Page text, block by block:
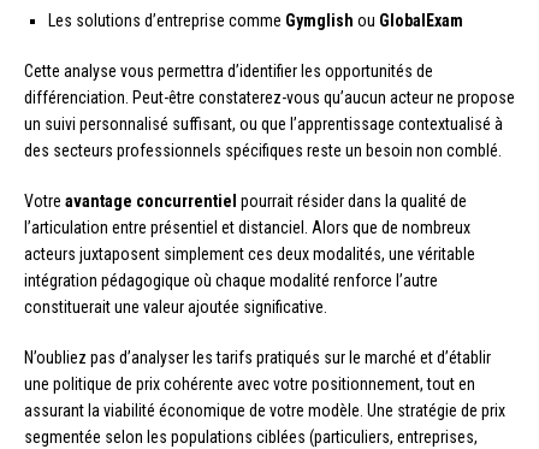
Les solutions d’entreprise comme Gymglish ou GlobalExam
Cette analyse vous permettra d’identifier les opportunités de
différenciation. Peut-être constaterez-vous qu’aucun acteur ne propose
un suivi personnalisé suffisant, ou que l’apprentissage contextualisé à
des secteurs professionnels spécifiques reste un besoin non comblé.
Votre avantage concurrentiel pourrait résider dans la qualité de
l’articulation entre présentiel et distanciel. Alors que de nombreux
acteurs juxtaposent simplement ces deux modalités, une véritable
intégration pédagogique où chaque modalité renforce l’autre
constituerait une valeur ajoutée significative.
N’oubliez pas d’analyser les tarifs pratiqués sur le marché et d’établir
une politique de prix cohérente avec votre positionnement, tout en
assurant la viabilité économique de votre modèle. Une stratégie de prix
segmentée selon les populations ciblées (particuliers, entreprises,